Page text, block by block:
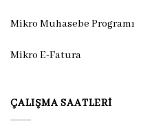
Mikro Muhasebe Programı
Mikro E-Fatura
ÇALIŞMA SAATLERI